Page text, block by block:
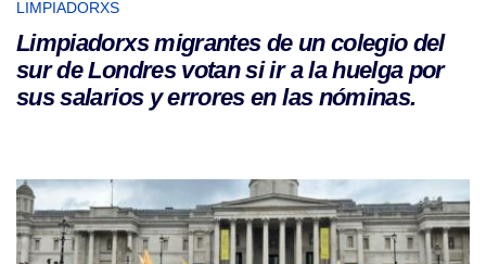
LIMPIADORXS
Limpiadorxs migrantes de un colegio del
sur de Londres votan si ir a la huelga por
sus salarios y errores en las nóminas.